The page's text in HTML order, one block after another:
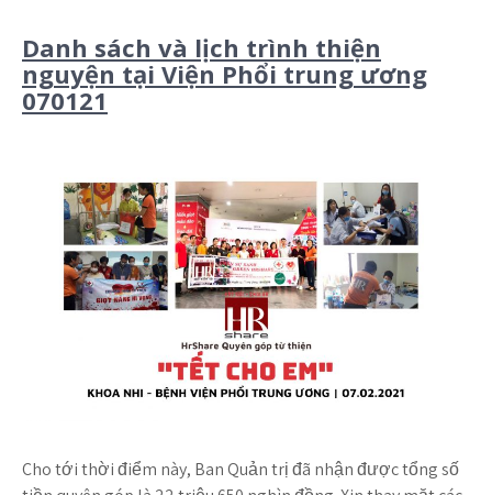
Danh sách và lịch trình thiện
nguyện tại Viện Phổi trung ương
070121
Cho tới thời điểm này, Ban Quản trị đã nhận được tổng số